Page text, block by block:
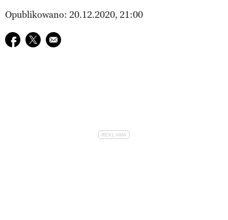
Opublikowano: 20.12.2020, 21:00
Udostępnij na facebook
Udostępnij na twitter
E-mail do przyjaciela